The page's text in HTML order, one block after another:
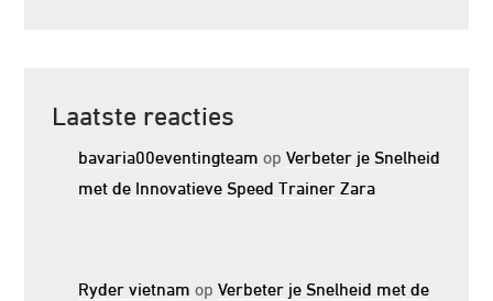
Laatste reacties
bavaria00eventingteam opVerbeter je Snelheid
met de Innovatieve Speed Trainer Zara
Ryder vietnam opVerbeter je Snelheid met de